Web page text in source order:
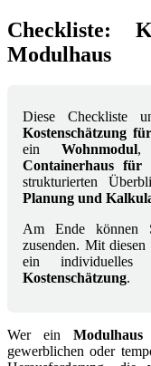
Checkliste:
Modulhaus
Diese Checkliste
Kostenschätzung
ein Wohnmodul,
Containerhaus für
strukturierten
Planung und
Am Ende können
zusenden. Mit
ein individuelles
Kostenschätzung.
Wer ein Modulhaus
gewerblichen oder